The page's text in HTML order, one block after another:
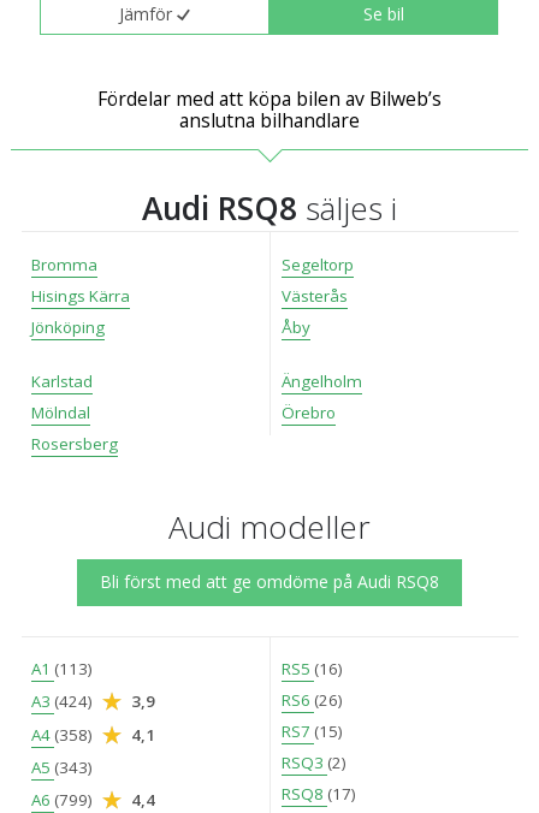
Jämför Se bil
Fördelar med att köpa bilen av Bilweb’s
anslutna bilhandlare
Audi RSQ8 säljes i
Bromma
Hisings Kärra
Jönköping
Karlstad
Mölndal
Rosersberg
Segeltorp
Västerås
Åby
Ängelholm
Örebro
Audi modeller
Bli först med att ge omdöme på Audi RSQ8
A1 (113)
A3 (424)
3,9
A4 (358)
4,1
A5 (343)
A6 (799)
4,4
RS5 (16)
RS6 (26)
RS7 (15)
RSQ3 (2)
RSQ8 (17)